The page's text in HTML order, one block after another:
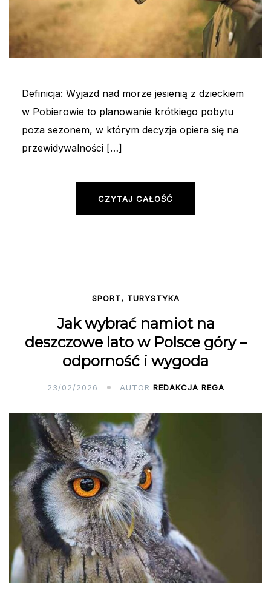
Definicja: Wyjazd nad morze jesienią z dzieckiem
w Pobierowie to planowanie krótkiego pobytu
poza sezonem, w którym decyzja opiera się na
przewidywalności […]
CZYTAJ CAŁOŚĆ
SPORT, TURYSTYKA
Jak wybrać namiot na
deszczowe lato w Polsce góry –
odporność i wygoda
23/02/2026 AUTOR REDAKCJA REGA